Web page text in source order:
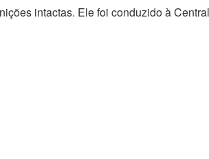
intactas. Ele foi conduzido à